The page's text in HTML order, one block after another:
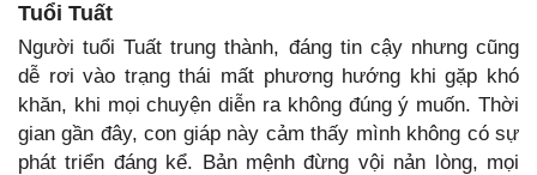
Tuổi Tuất
Người tuổi Tuất trung thành, đáng tin cậy nhưng cũng
dễ rơi vào trạng thái mất phương hướng khi gặp khó
khăn, khi mọi chuyện diễn ra không đúng ý muốn. Thời
gian gần đây, con giáp này cảm thấy mình không có sự
phát triển đáng kể. Bản mệnh đừng vội nản lòng, mọi